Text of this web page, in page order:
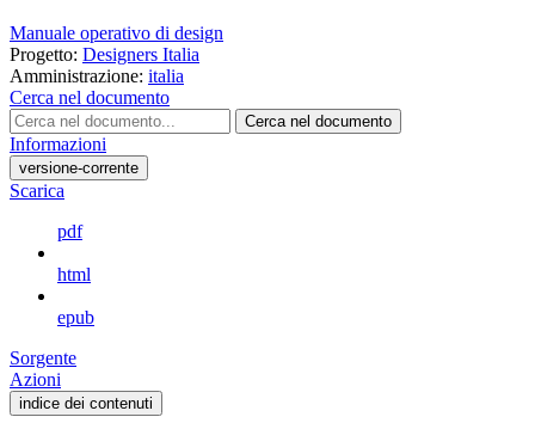
Manuale operativo di design
Progetto: Designers Italia
Amministrazione: italia
Cerca nel documento
Cerca nel documento
Informazioni
versione-corrente
Scarica
pdf
html
epub
Sorgente
Azioni
indice dei contenuti